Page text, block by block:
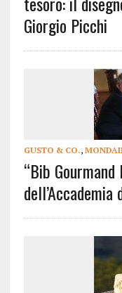
Giorgio Picchi
GUSTO & CO.,
“Bib